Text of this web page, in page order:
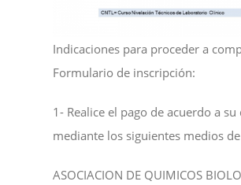
Indicaciones para proceder a
Formulario de inscripción:
1- Realice el pago de acuerdo a su
mediante los siguientes medios
ASOCIACION DE QUIMICOS